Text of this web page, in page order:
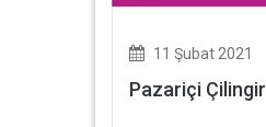
11 Şubat 2021
Pazariçi Çilingir